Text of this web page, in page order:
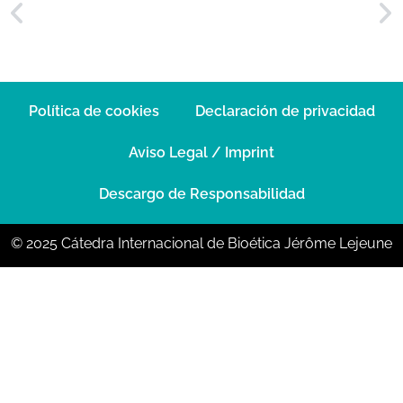
Política de cookies Declaración de privacidad
Aviso Legal / Imprint
Descargo de Responsabilidad
© 2025 Cátedra Internacional de Bioética Jérôme Lejeune